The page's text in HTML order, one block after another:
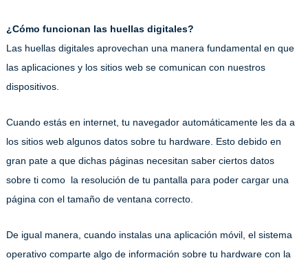
¿Cómo funcionan las huellas digitales?
Las huellas digitales aprovechan una manera fundamental en que
las aplicaciones y los sitios web se comunican con nuestros
dispositivos.
Cuando estás en internet, tu navegador automáticamente les da a
los sitios web algunos datos sobre tu hardware. Esto debido en
gran pate a que dichas páginas necesitan saber ciertos datos
sobre ti como la resolución de tu pantalla para poder cargar una
página con el tamaño de ventana correcto.
De igual manera, cuando instalas una aplicación móvil, el sistema
operativo comparte algo de información sobre tu hardware con la